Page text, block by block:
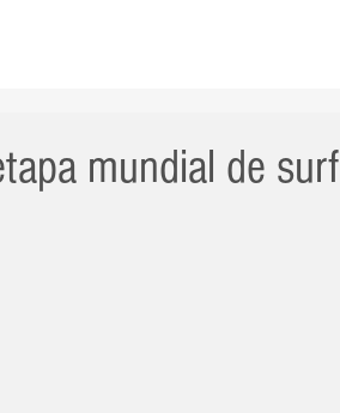
mundial de surf